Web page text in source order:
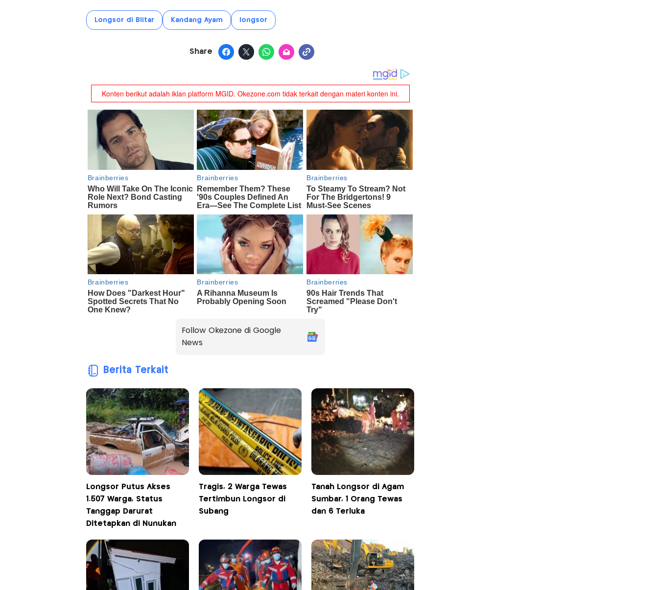
Longsor di Blitar Kandang Ayam longsor
Share
Follow Okezone di Google
News
Berita Terkait
Longsor Putus Akses
1.507 Warga, Status
Tanggap Darurat
Ditetapkan di Nunukan
Tragis, 2 Warga Tewas
Tertimbun Longsor di
Subang
Tanah Longsor di Agam
Sumbar, 1 Orang Tewas
dan 6 Terluka